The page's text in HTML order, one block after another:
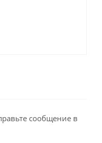
сообщение в